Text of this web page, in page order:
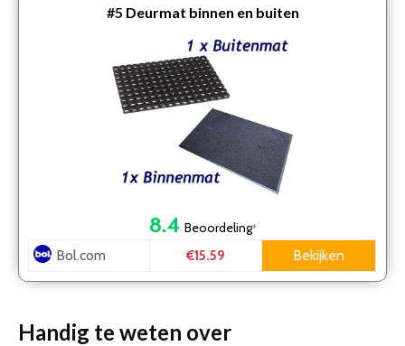
#5 Deurmat binnen en buiten
8.4 Beoordeling*
Bol.com €15.59 Bekijken
Handig te weten over